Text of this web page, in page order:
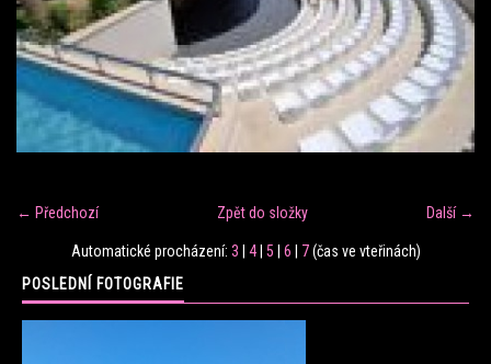
FORMY CVIČENÍ
VÝŽIVOVÉ PORADENSTVÍ
FITNESS TRÉNINK
VERONIKA FRÁNOVÁ
FIT CLUB VERONIKA
← Předchozí Další →
Zpět do složky
Automatické procházení: 3 4| 5 6 7(čas ve vteřinách)
POSLEDNÍ FOTOGRAFIE